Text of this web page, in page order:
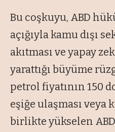
Bu coşkuyu, ABD
açığıyla kamu dışı
akıtması ve yapay
yarattığı büyüme
petrol fiyatının 150
eşiğe ulaşması veya
birlikte yükselen